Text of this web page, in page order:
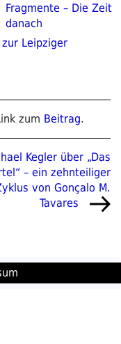
Fragmente – Die Zeit
danach
Leipziger
zum Beitrag.
Kegler über „Das
– ein zehnteiliger
von Gonçalo M.
Tavares